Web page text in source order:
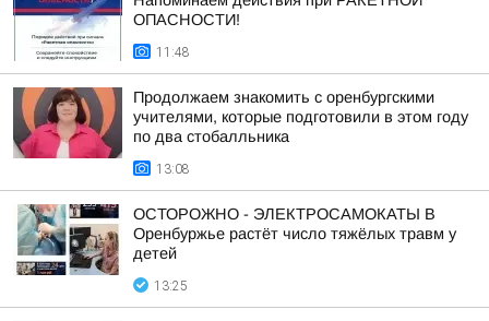
ОПАСНОСТИ!
11:48
Продолжаем знакомить с оренбургскими
учителями, которые подготовили в этом году
по два стобалльника
13:08
ОСТОРОЖНО - ЭЛЕКТРОСАМОКАТЫ В
Оренбуржье растёт число тяжёлых травм у
детей
13:25